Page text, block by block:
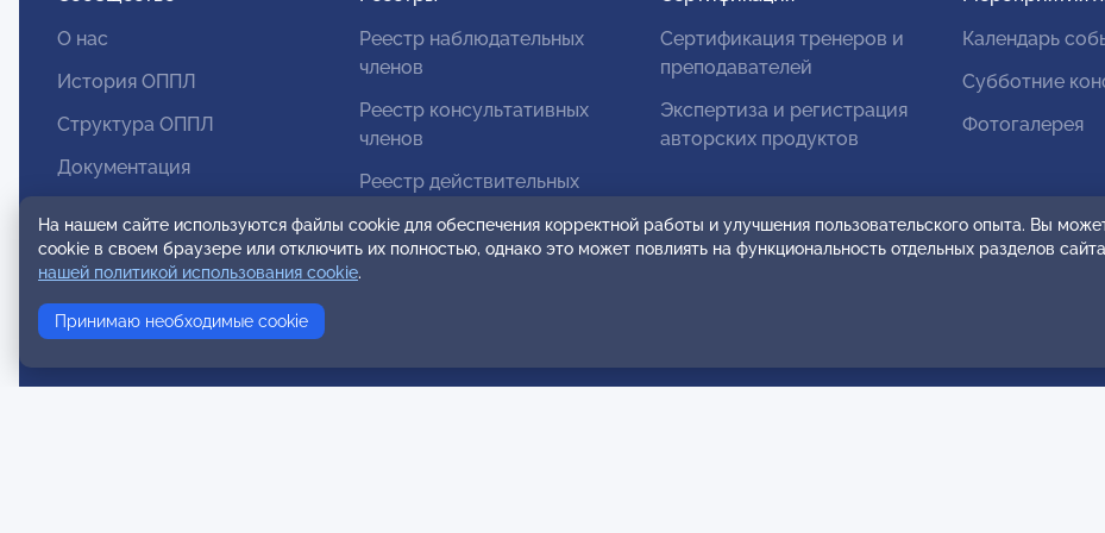
О нас
История ОППЛ
Структура ОППЛ
Документация
Комитеты
Вступление в ОППЛ
Реестр наблюдательных
членов
Реестр консультативных
членов
Реестр действительных
Реестр аккредитованных
супервизоров
Сертификация тренеров и
преподавателей
Экспертиза и регистрация
авторских продуктов
Календарь
Субботние
Фотогалерея
На нашем сайте используются файлы cookie для обеспечения корректной работы и улучшения пользовательского опыта. Вы
cookie в своем браузере или отключить их полностью, однако это может повлиять на функциональность отдельных разделов
нашей политикой использования cookie.
Принимаю необходимые cookie